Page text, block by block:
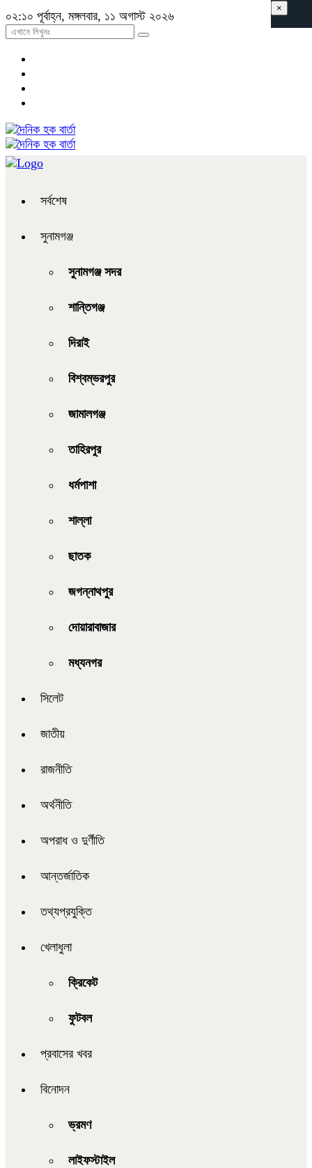
০২:১০ পূর্বাহ্ন, মঙ্গলবার, ১১ অগাস্ট ২০২৬
সর্বশেষ
সুনামগঞ্জ
সুনামগঞ্জ সদর
শান্তিগঞ্জ
দিরাই
বিশ্বম্ভরপুর
জামালগঞ্জ
তাহিরপুর
ধর্মপাশা
শাল্লা
ছাতক
জগন্নাথপুর
দোয়ারাবাজার
মধ্যনগর
সিলেট
জাতীয়
রাজনীতি
অর্থনীতি
অপরাধ ও দুর্ণীতি
আন্তর্জাতিক
তথ্যপ্রযুক্তি
খেলাধুলা
ক্রিকেট
ফুটবল
প্রবাসের খবর
বিনোদন
ভ্রমণ
লাইফস্টাইল
×